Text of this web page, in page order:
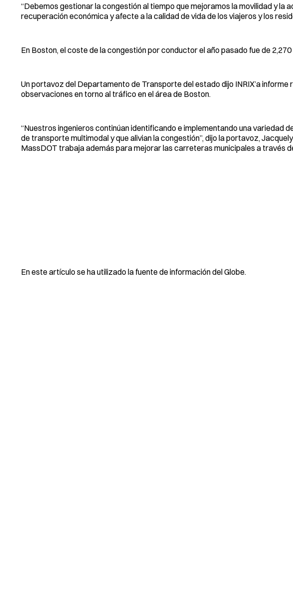
“Debemos gestionar la congestión al tiempo que mejoramos la movilidad y la
recuperación económica y afecte a la calidad de vida de los viajeros y los
En Boston, el coste de la congestión por conductor el año pasado fue de
Un portavoz del Departamento de Transporte del estado dijo INRIX’a
observaciones en torno al tráfico en el área de Boston.
“Nuestros ingenieros continúan identificando e implementando una variedad
de transporte multimodal y que alivian la congestión”, dijo la portavoz,
MassDOT trabaja además para mejorar las carreteras municipales a través
En este artículo se ha utilizado la fuente de información del Globe.